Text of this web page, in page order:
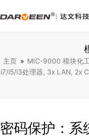
主页 » MIC-9000 模块化
i7/i5/i3处理器, 3x LAN, 2x
密码保护：系